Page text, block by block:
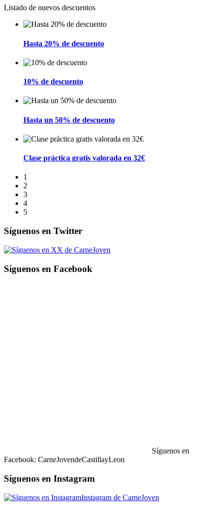
Listado de nuevos descuentos
Hasta 20% de descuento
10% de descuento
Hasta un 50% de descuento
Clase práctica gratis valorada en 32€
1
2
3
4
5
Síguenos en Twitter
X de CarneJoven
Síguenos en Facebook
Síguenos en
Facebook: CarneJovendeCastillayLeon
Síguenos en Instagram
Instagram de CarneJoven